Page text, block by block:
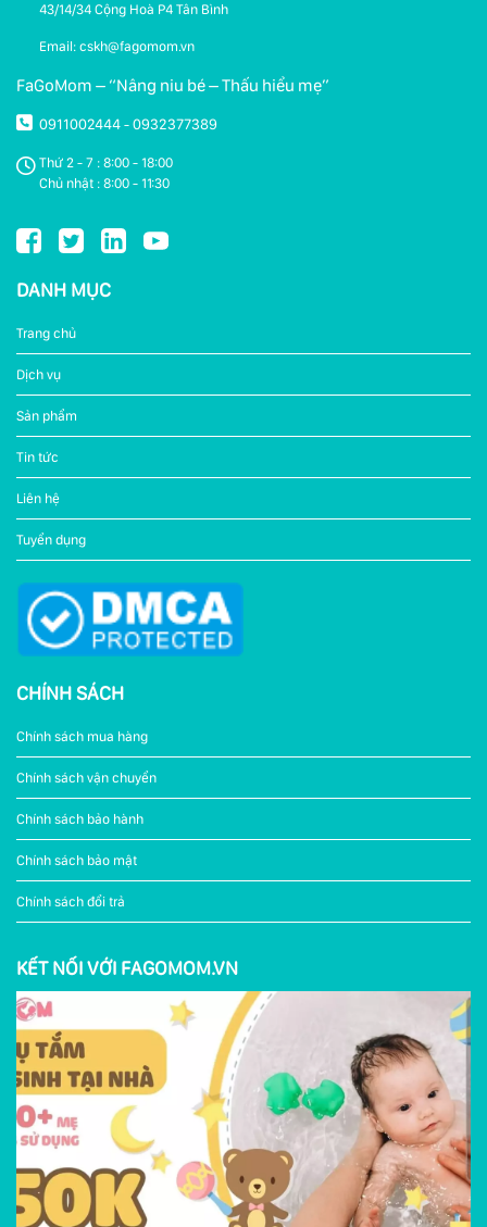
43/14/34 Cộng Hoà P4 Tân Bình
Email: cskh@fagomom.vn
FaGoMom – “Nâng niu bé – Thấu hiểu mẹ”
0911002444 - 0932377389
Thứ 2 - 7 : 8:00 - 18:00
Chủ nhật : 8:00 - 11:30
DANH MỤC
Trang chủ
Dịch vụ
Sản phẩm
Tin tức
Liên hệ
Tuyển dụng
CHÍNH SÁCH
Chính sách mua hàng
Chính sách vận chuyển
Chính sách bảo hành
Chính sách bảo mật
Chính sách đổi trả
KẾT NỐI VỚI FAGOMOM.VN